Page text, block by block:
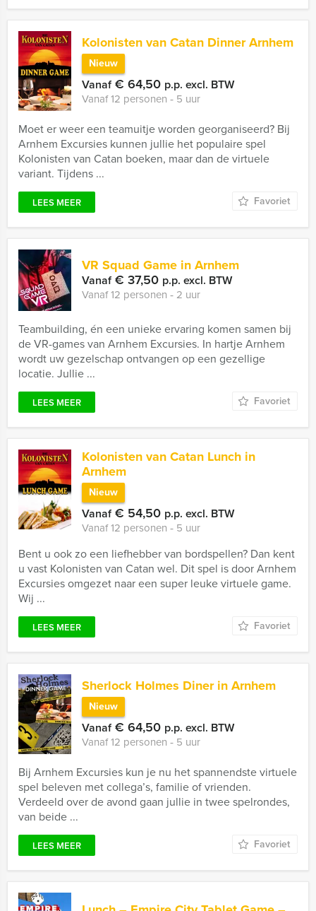
Kolonisten van Catan Dinner Arnhem
Nieuw
Vanaf€ 64,50 p.p. excl. BTW
Vanaf 12 personen ‐ 5 uur
Moet er weer een teamuitje worden georganiseerd? Bij
Arnhem Excursies kunnen jullie het populaire spel
Kolonisten van Catan boeken, maar dan de virtuele
variant. Tijdens ...
LEES MEER Favoriet
VR Squad Game in Arnhem
Vanaf€ 37,50 p.p. excl. BTW
Vanaf 12 personen ‐ 2 uur
Teambuilding, én een unieke ervaring komen samen bij
de VR-games van Arnhem Excursies. In hartje Arnhem
wordt uw gezelschap ontvangen op een gezellige
locatie. Jullie ...
LEES MEER Favoriet
Kolonisten van Catan Lunch in
Arnhem
Nieuw
Vanaf€ 54,50 p.p. excl. BTW
Vanaf 12 personen ‐ 5 uur
Bent u ook zo een liefhebber van bordspellen? Dan kent
u vast Kolonisten van Catan wel. Dit spel is door Arnhem
Excursies omgezet naar een super leuke virtuele game.
Wij ...
LEES MEER Favoriet
Sherlock Holmes Diner in Arnhem
Nieuw
Vanaf€ 64,50 p.p. excl. BTW
Vanaf 12 personen ‐ 5 uur
Bij Arnhem Excursies kun je nu het spannendste virtuele
spel beleven met collega’s, familie of vrienden.
Verdeeld over de avond gaan jullie in twee spelrondes,
van beide ...
LEES MEER Favoriet